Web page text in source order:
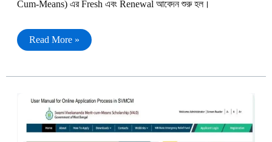
Cum-Means) এর Fresh এবং Renewal আবেদন শুরু হল।
SVMCM
Scholarship
|
বিবেকানন্দ
স্কলারশিপে
আবেদন
শুরু
হল
Read More »